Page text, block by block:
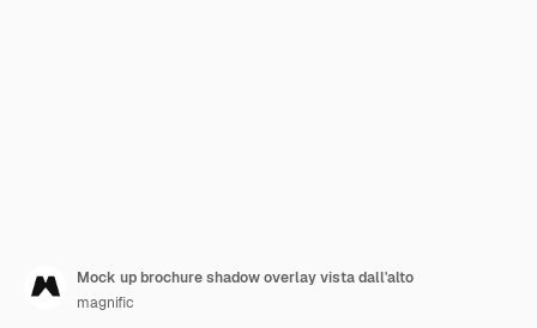
Mock up brochure shadow overlay vista dall'alto
magnific